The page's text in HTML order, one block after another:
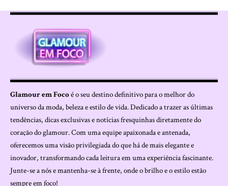
Glamour em Focoé o seu destino definitivo para o melhor do
universo da moda, beleza e estilo de vida. Dedicado a trazer as últimas
tendências, dicas exclusivas e notícias fresquinhas diretamente do
coração do glamour. Com uma equipe apaixonada e antenada,
oferecemos uma visão privilegiada do que há de mais elegante e
inovador, transformando cada leitura em uma experiência fascinante.
Junte-se a nós e mantenha-se à frente, onde o brilho e o estilo estão
sempre em foco!